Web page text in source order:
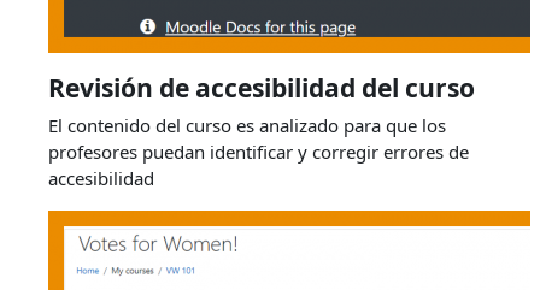
Revisión de accesibilidad del curso
El contenido del curso es analizado para que los
profesores puedan identificar y corregir errores de
accesibilidad